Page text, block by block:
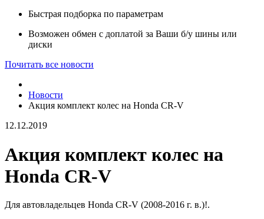
Быстрая подборка по параметрам
Возможен обмен с доплатой за Ваши б/у шины или
диски
Почитать все новости
Новости
Акция комплект колес на Honda CR-V
12.12.2019
Акция комплект колес на
Honda CR-V
Для автовладельцев Honda CR-V (2008-2016 г. в.)!.